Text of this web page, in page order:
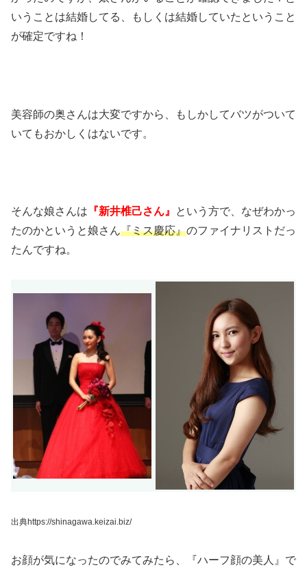
いうことは結婚してる、もしくは結婚していたということ
が確定ですね！
美容師の奥さんは大変ですから、もしかしてバツがついて
いてもおかしくはないです。
そんな娘さんは 『新井椎己さん』
という方で、なぜわかっ
たのかというと娘さん『ミス慶応』のファイナリストだっ
たんですね。
出典https://shinagawa.keizai.biz/
お顔が気になったのでみてみたら、『ハーフ顔の美人』で